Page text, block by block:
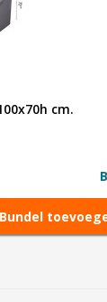
cm.
Bundel